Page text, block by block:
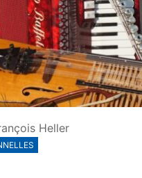
Heller